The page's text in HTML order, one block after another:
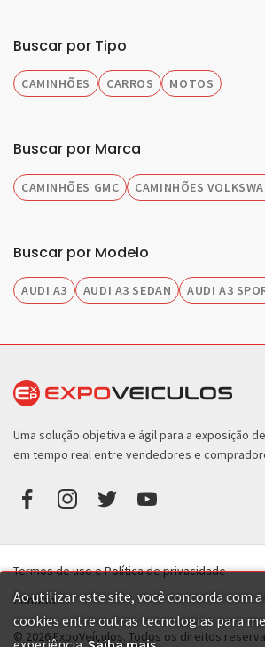
Buscar por Tipo
CAMINHÕES CARROS MOTOS
Buscar por Marca
CAMINHÕES GMC CAMINHÕES
Buscar por Modelo
AUDI A3 AUDI A3 SEDAN AUDI A3
Ao utilizar este site, você concorda com
cookies entre outras tecnologias para
Uma solução objetiva e ágil para a exposição
em tempo real entre vendedores e
Termos de uso e Política de privacidade
Contato
© 2026 ExpoVeículos. Todos os direitos